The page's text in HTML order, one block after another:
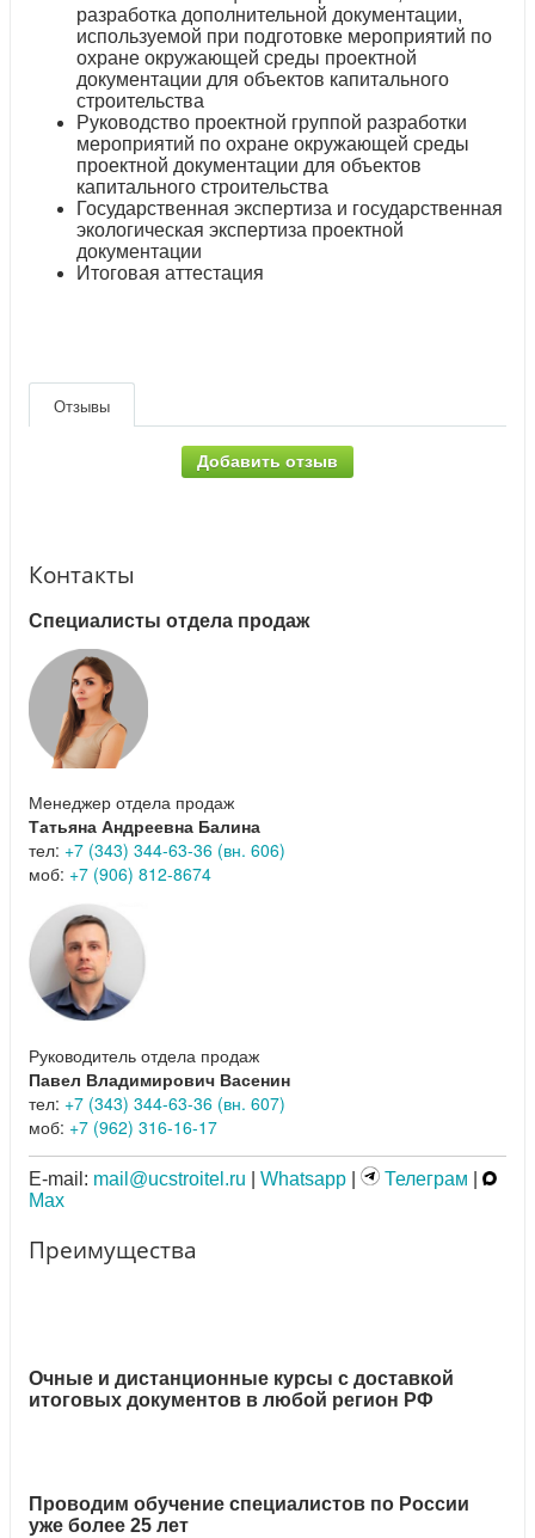
разработка дополнительной документации,
используемой при подготовке мероприятий по
охране окружающей среды проектной
документации для объектов капитального
строительства
Руководство проектной группой разработки
мероприятий по охране окружающей среды
проектной документации для объектов
капитального строительства
Государственная экспертиза и государственная
экологическая экспертиза проектной
документации
Итоговая аттестация
Отзывы
Добавить отзыв
Контакты
Специалисты отдела продаж
Менеджер отдела продаж
Татьяна Андреевна Балина
тел: +7 (343) 344-63-36 (вн. 606)
моб: +7 (906) 812-8674
Руководитель отдела продаж
Павел Владимирович Васенин
тел: +7 (343) 344-63-36 (вн. 607)
моб: +7 (962) 316-16-17
E-mail: mail@ucstroitel.ru Whatsapp Телеграм
Max
Преимущества
Очные и дистанционные курсы с доставкой
итоговых документов в любой регион РФ
Проводим обучение специалистов по России
уже более 25 лет